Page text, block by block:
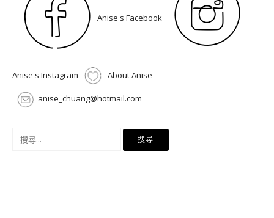
Anise's Facebook
Anise's Instagram About Anise
anise_chuang@hotmail.com